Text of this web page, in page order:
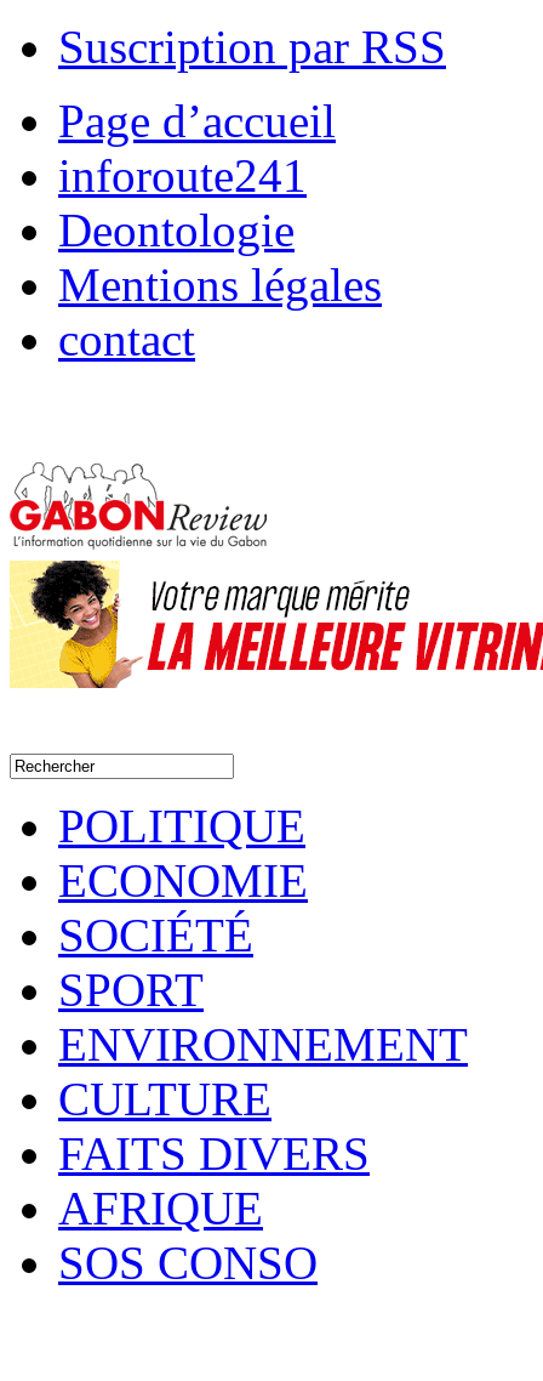
Suscription par RSS
Page d’accueil
inforoute241
Deontologie
Mentions légales
contact
POLITIQUE
ECONOMIE
SOCIÉTÉ
SPORT
ENVIRONNEMENT
CULTURE
FAITS DIVERS
AFRIQUE
SOS CONSO